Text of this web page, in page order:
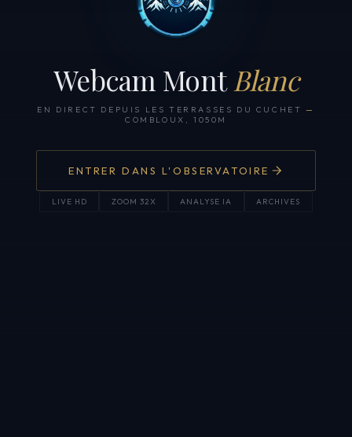
Webcam Mont Blanc
EN DIRECT DEPUIS LES TERRASSES DU CUCHET —
COMBLOUX, 1050M
ENTRER DANS L'OBSERVATOIRE
LIVE HD ZOOM 32X ANALYSE IA ARCHIVES